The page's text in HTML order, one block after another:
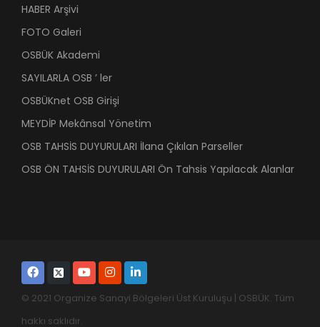
HABER Arşivi
FOTO Galeri
OSBÜK Akademi
SAYILARLA OSB ’ ler
OSBÜKnet OSB Girişi
MEYDİP Mekânsal Yönetim
OSB TAHSİS DUYURULARI İlana Çıkılan Parseller
OSB ÖN TAHSİS DUYURULARI Ön Tahsis Yapılacak Alanlar
© 2021 Organize Sanayi Bölgeleri Üst Kuruluşu | OSBÜK. Tüm
hakkı saklıdır.